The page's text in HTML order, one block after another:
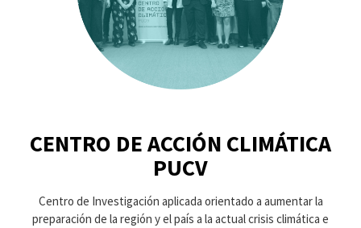
CENTRO DE ACCIÓN CLIMÁTICA
PUCV
Centro de Investigación aplicada orientado a aumentar la
preparación de la región y el país a la actual crisis climática e